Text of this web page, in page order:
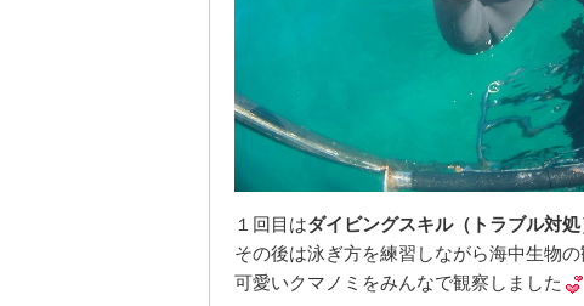
１回目はダイビングスキル（トラブル対
その後は泳ぎ方を練習しながら海中生物の
可愛いクマノミをみんなで観察しました